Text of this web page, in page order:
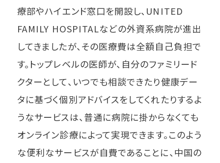
療部やハイエンド窓口を開設し、UNITED
FAMILY HOSPITALなどの外資系病院が進出
してきましたが、その医療費は全額自己負担で
す。トップレベルの医師が、自分のファミリード
クターとして、いつでも相談できたり健康デー
タに基づく個別アドバイスをしてくれたりするよ
うなサービスは、普通に病院に掛からなくても
オンライン診療によって実現できます。このよう
な便利なサービスが自費であることに、中国の